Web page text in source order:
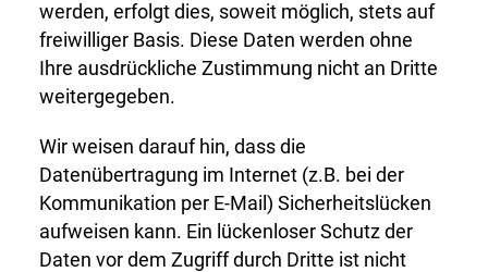
werden, erfolgt dies, soweit möglich, stets auf
freiwilliger Basis. Diese Daten werden ohne
Ihre ausdrückliche Zustimmung nicht an Dritte
weitergegeben.
Wir weisen darauf hin, dass die
Datenübertragung im Internet (z.B. bei der
Kommunikation per E-Mail) Sicherheitslücken
aufweisen kann. Ein lückenloser Schutz der
Daten vor dem Zugriff durch Dritte ist nicht